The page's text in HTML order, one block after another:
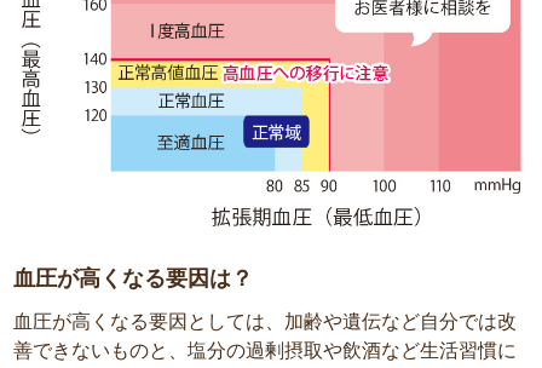
血圧が高くなる要因は？
血圧が高くなる要因としては、加齢や遺伝など自分では改
善できないものと、塩分の過剰摂取や飲酒など生活習慣に